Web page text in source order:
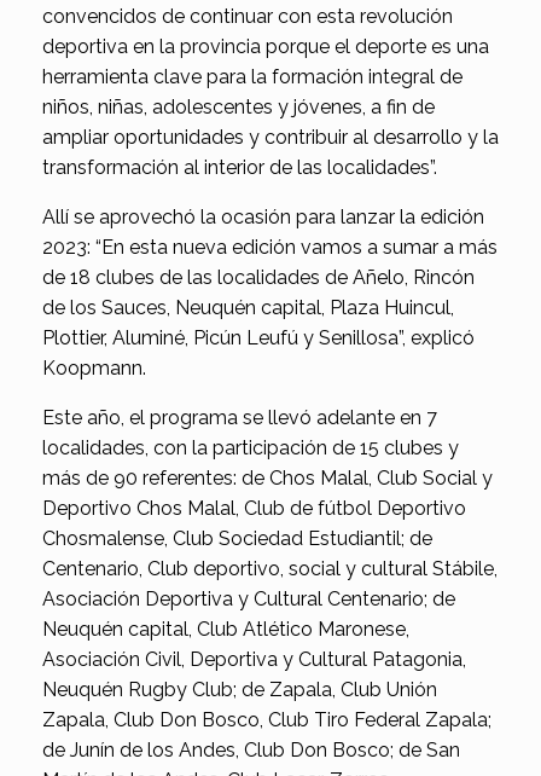
convencidos de continuar con esta revolución
deportiva en la provincia porque el deporte es una
herramienta clave para la formación integral de
niños, niñas, adolescentes y jóvenes, a fin de
ampliar oportunidades y contribuir al desarrollo y la
transformación al interior de las localidades”.
Allí se aprovechó la ocasión para lanzar la edición
2023: “En esta nueva edición vamos a sumar a más
de 18 clubes de las localidades de Añelo, Rincón
de los Sauces, Neuquén capital, Plaza Huincul,
Plottier, Aluminé, Picún Leufú y Senillosa”, explicó
Koopmann.
Este año, el programa se llevó adelante en 7
localidades, con la participación de 15 clubes y
más de 90 referentes: de Chos Malal, Club Social y
Deportivo Chos Malal, Club de fútbol Deportivo
Chosmalense, Club Sociedad Estudiantil; de
Centenario, Club deportivo, social y cultural Stábile,
Asociación Deportiva y Cultural Centenario; de
Neuquén capital, Club Atlético Maronese,
Asociación Civil, Deportiva y Cultural Patagonia,
Neuquén Rugby Club; de Zapala, Club Unión
Zapala, Club Don Bosco, Club Tiro Federal Zapala;
de Junín de los Andes, Club Don Bosco; de San